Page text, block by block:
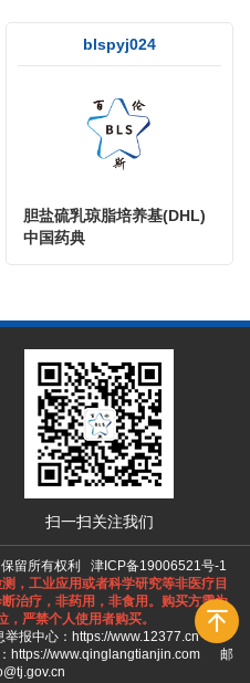
blspyj024
胆盐硫乳琼脂培养基(DHL)
中国药典
扫一扫关注我们
留所有权利 津ICP备19006521号-1
，工业应用或者科学研究等非医疗目
治疗，非药用，非食用。购买方需为
严禁个人使用者购买。
报中心： https://www.12377.cn
https://www.qinglangtianjin.com邮